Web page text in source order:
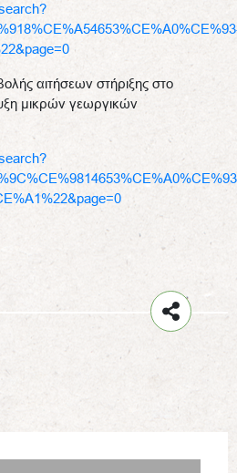
αιτήσεων στήριξης στο
μικρών γεωργικών